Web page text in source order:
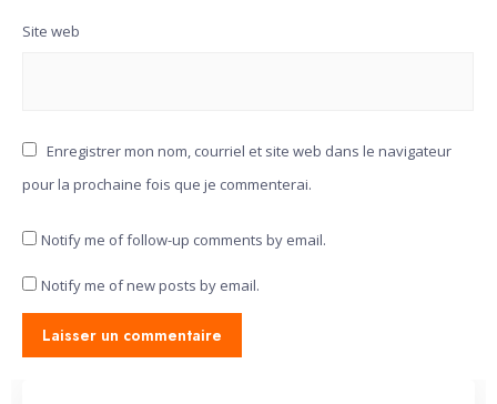
Site web
Enregistrer mon nom, courriel et site web dans le navigateur
pour la prochaine fois que je commenterai.
Notify me of follow-up comments by email.
Notify me of new posts by email.